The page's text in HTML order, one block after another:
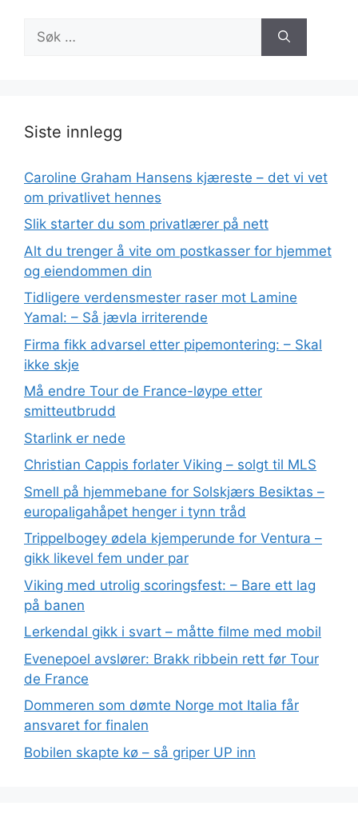
etter:
Siste innlegg
Caroline Graham Hansens kjæreste – det vi vet
om privatlivet hennes
Slik starter du som privatlærer på nett
Alt du trenger å vite om postkasser for hjemmet
og eiendommen din
Tidligere verdensmester raser mot Lamine
Yamal: – Så jævla irriterende
Firma fikk advarsel etter pipemontering: – Skal
ikke skje
Må endre Tour de France-løype etter
smitteutbrudd
Starlink er nede
Christian Cappis forlater Viking – solgt til MLS
Smell på hjemmebane for Solskjærs Besiktas –
europaligahåpet henger i tynn tråd
Trippelbogey ødela kjemperunde for Ventura –
gikk likevel fem under par
Viking med utrolig scoringsfest: – Bare ett lag
på banen
Lerkendal gikk i svart – måtte filme med mobil
Evenepoel avslører: Brakk ribbein rett før Tour
de France
Dommeren som dømte Norge mot Italia får
ansvaret for finalen
Bobilen skapte kø – så griper UP inn